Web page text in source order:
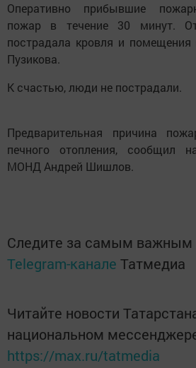
Оперативно прибывшие
пожар в течение 30 минут.
пострадала кровля и
Пузикова.
К счастью, люди не пострадали.
Предварительная причина
печного отопления, сообщил
МОНД Андрей Шишлов.
Следите за самым важным
Telegram-канале Татмедиа
Читайте новости
национальном
https://max.ru/tatmedia